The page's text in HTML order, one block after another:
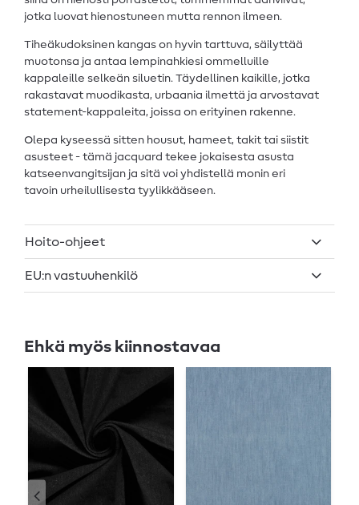
jotka luovat hienostuneen mutta rennon ilmeen.
Tiheäkudoksinen kangas on hyvin tarttuva, säilyttää
muotonsa ja antaa lempinahkiesi ommelluille
kappaleille selkeän siluetin. Täydellinen kaikille, jotka
rakastavat muodikasta, urbaania ilmettä ja arvostavat
statement-kappaleita, joissa on erityinen rakenne.
Olepa kyseessä sitten housut, hameet, takit tai siistit
asusteet - tämä jacquard tekee jokaisesta asusta
katseenvangitsijan ja sitä voi yhdistellä monin eri
tavoin urheilullisesta tyylikkääseen.
Hoito-ohjeet
EU:n vastuuhenkilö
Ehkä myös kiinnostavaa